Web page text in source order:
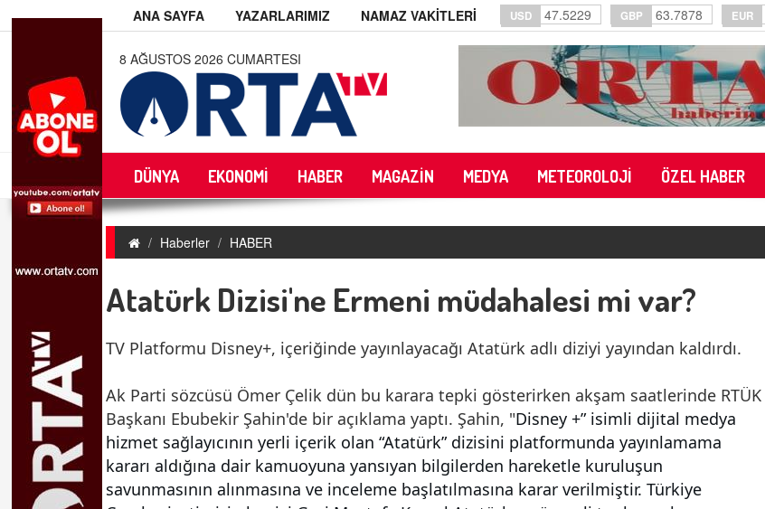
ANA SAYFA YAZARLARIMIZ NAMAZ VAKİTLERİ USD 47.5229 GBP 63.7878 EUR
8 AĞUSTOS 2026 CUMARTESI
DÜNYA EKONOMİ HABER MAGAZİN MEDYA METEOROLOJİ ÖZEL HABER
Haberler HABER
Atatürk Dizisi'ne Ermeni müdahalesi mi var?
TV Platformu Disney+, içeriğinde yayınlayacağı Atatürk adlı diziyi yayından kaldırdı.
Ak Parti sözcüsü Ömer Çelik dün bu karara tepki gösterirken akşam saatlerinde RTÜK
Başkanı Ebubekir Şahin'de bir açıklama yaptı. Şahin, "Disney +” isimli dijital medya
hizmet sağlayıcının yerli içerik olan “Atatürk” dizisini platformunda yayınlamama
kararı aldığına dair kamuoyuna yansıyan bilgilerden hareketle kuruluşun
savunmasının alınmasına ve inceleme başlatılmasına karar verilmiştir. Türkiye